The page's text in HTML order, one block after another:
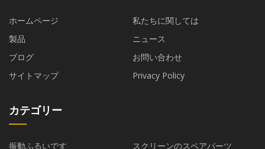
ホームページ
私たちに関しては
製品
ニュース
ブログ
お問い合わせ
サイトマップ
Privacy Policy
カテゴリー
振動ふるいです スクリーンのスペアパーツ